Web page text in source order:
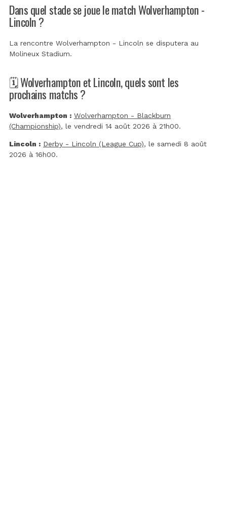
Dans quel stade se joue le match Wolverhampton -
Lincoln ?
La rencontre Wolverhampton - Lincoln se disputera au
Molineux Stadium.
🗓️ Wolverhampton et Lincoln, quels sont les
prochains matchs ?
Wolverhampton : Wolverhampton - Blackburn
(Championship), le vendredi 14 août 2026 à 21h00.
Lincoln : Derby - Lincoln (League Cup), le samedi 8 août
2026 à 16h00.